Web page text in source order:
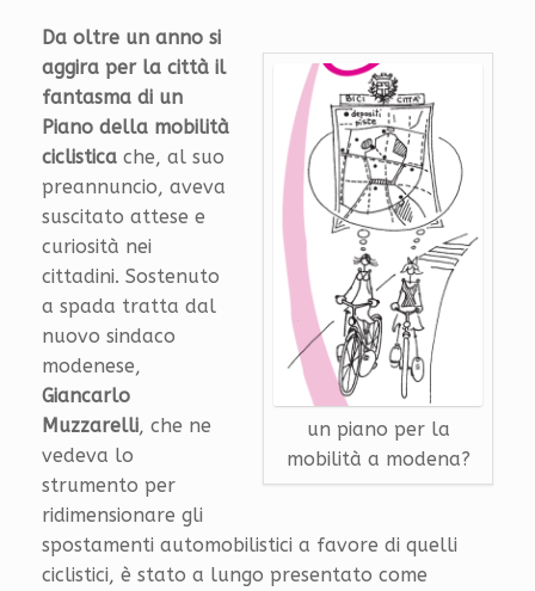
un piano per la
mobilità a modena?
Da oltre un anno si
aggira per la città il
fantasma di un
Piano della mobilità
ciclistica che, al suo
preannuncio, aveva
suscitato attese e
curiosità nei
cittadini. Sostenuto
a spada tratta dal
nuovo sindaco
modenese,
Giancarlo
Muzzarelli, che ne
vedeva lo
strumento per
ridimensionare gli
spostamenti automobilistici a favore di quelli
ciclistici, è stato a lungo presentato come